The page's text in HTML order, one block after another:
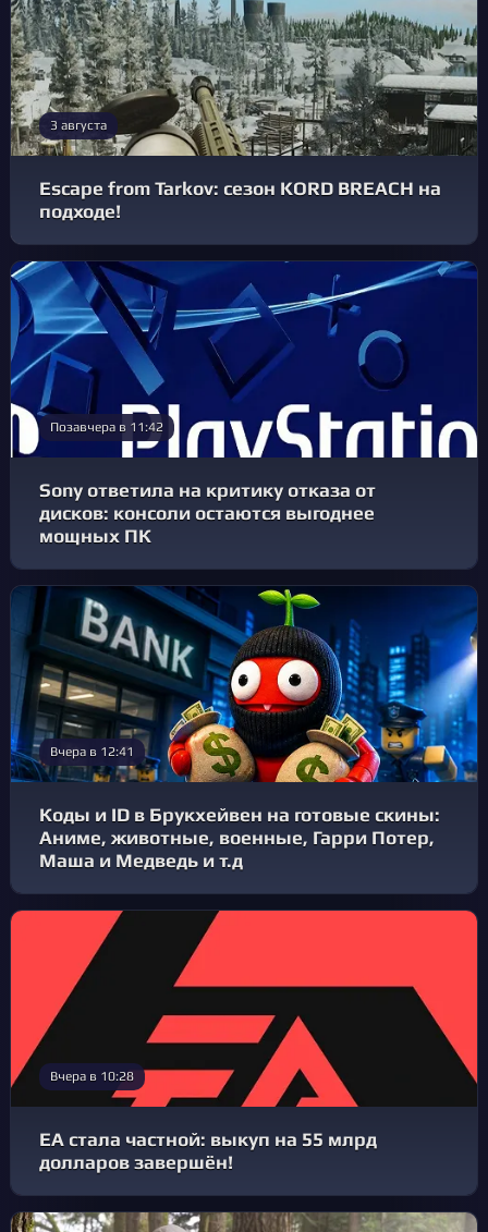
3 августа
Escape from Tarkov: сезон KORD BREACH на
подходе!
Позавчера в 11:42
Sony ответила на критику отказа от
дисков: консоли остаются выгоднее
мощных ПК
Вчера в 12:41
Коды и ID в Брукхейвен на готовые скины:
Аниме, животные, военные, Гарри Потер,
Маша и Медведь и т.д
Вчера в 10:28
EA стала частной: выкуп на 55 млрд
долларов завершён!